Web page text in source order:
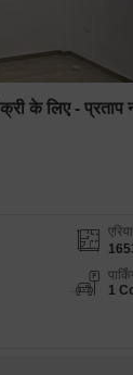
के लिए - प्रताप
एरिया
1